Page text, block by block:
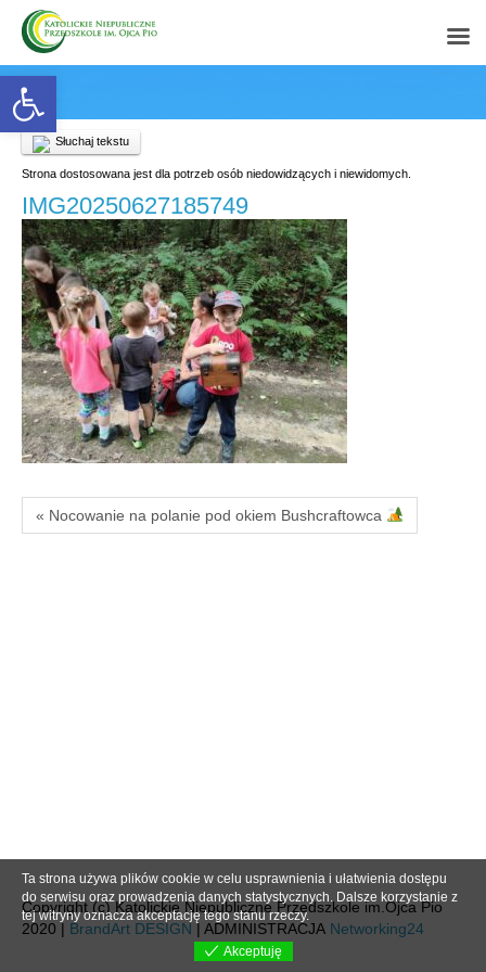
Open toolbar
Słuchaj tekstu
Strona dostosowana jest dla potrzeb osób niedowidzących i niewidomych.
IMG20250627185749
« Nocowanie na polanie pod okiem Bushcraftowca
Copyright (c) Katolickie Niepubliczne Przedszkole im.Ojca Pio
2020 | BrandArt DESIGN | ADMINISTRACJA Networking24
Ta strona używa plików cookie w celu usprawnienia i ułatwienia dostępu
do serwisu oraz prowadzenia danych statystycznych. Dalsze korzystanie z
tej witryny oznacza akceptację tego stanu rzeczy.
Akceptuję